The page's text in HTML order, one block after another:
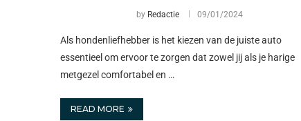
by Redactie 09/01/2024
Als hondenliefhebber is het kiezen van de juiste auto
essentieel om ervoor te zorgen dat zowel jij als je harige
metgezel comfortabel en …
READ MORE